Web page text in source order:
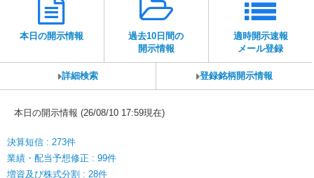
本日の開示情報
過去10日間の
開示情報
適時開示速報
メール登録
詳細検索 登録銘柄開示情報
本日の開示情報 (26/08/10 17:59現在)
決算短信 : 273件
業績・配当予想修正 : 99件
増資及び株式分割 : 28件